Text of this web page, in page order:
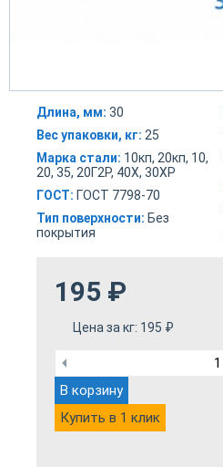
Длина, мм: 30
Вес упаковки, кг: 25
Марка стали: 10кп, 20кп, 10,
20, 35, 20Г2Р, 40Х, 30ХР
ГОСТ: ГОСТ 7798-70
Тип поверхности: Без
покрытия
195 ₽
Цена за кг: 195 ₽
В корзину
Купить в 1 клик